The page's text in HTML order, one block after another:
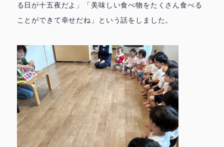
る日が十五夜だよ」「美味しい食べ物をたくさん食べる
ことができて幸せだね」という話をしました。